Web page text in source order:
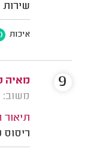
איכות
מאיה
משוב: 26/06/2026
תיאור
ריסוס
9